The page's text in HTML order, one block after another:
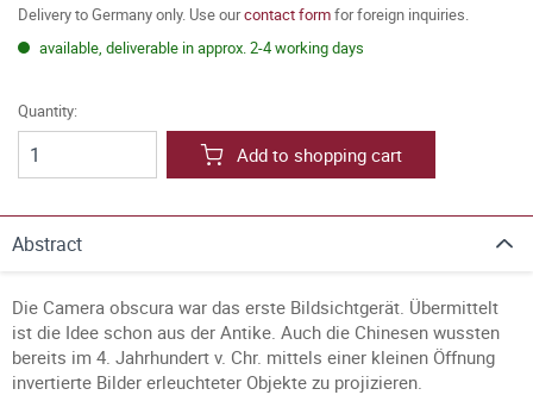
Delivery to Germany only. Use ourcontact formfor foreign inquiries.
available, deliverable in approx. 2-4 working days
Quantity:
Add to shopping cart
Abstract
Die Camera obscura war das erste Bildsichtgerät. Übermittelt
ist die Idee schon aus der Antike. Auch die Chinesen wussten
bereits im 4. Jahrhundert v. Chr. mittels einer kleinen Öffnung
invertierte Bilder erleuchteter Objekte zu projizieren.